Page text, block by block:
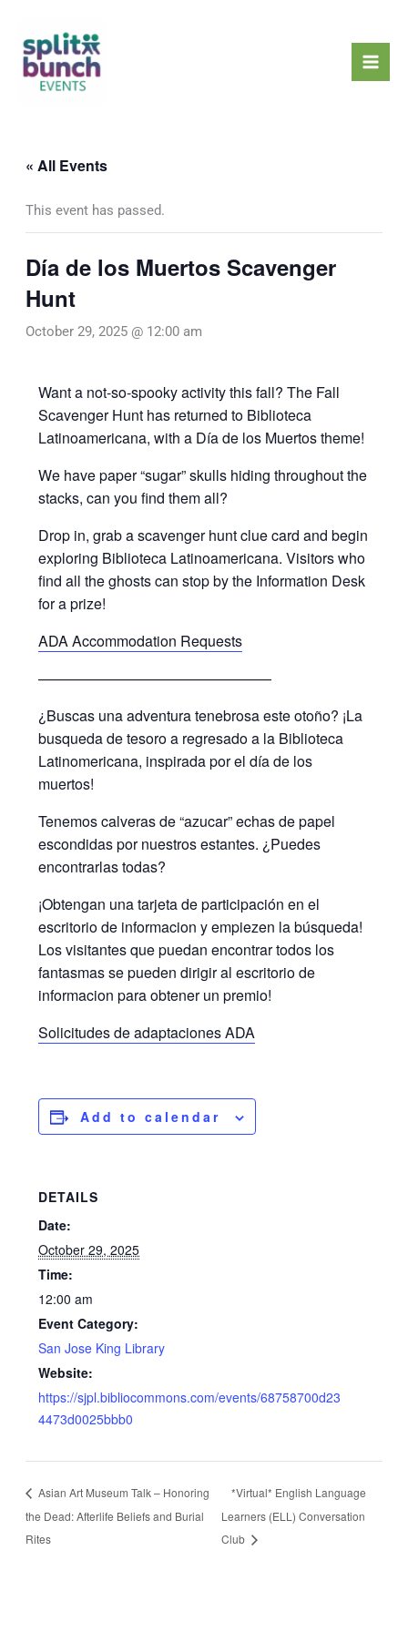
content
« All Events
This event has passed.
Día de los Muertos Scavenger
Hunt
October 29, 2025 @ 12:00 am
Want a not-so-spooky activity this fall? The Fall
Scavenger Hunt has returned to Biblioteca
Latinoamericana, with a Día de los Muertos theme!
We have paper “sugar” skulls hiding throughout the
stacks, can you find them all?
Drop in, grab a scavenger hunt clue card and begin
exploring Biblioteca Latinoamericana. Visitors who
find all the ghosts can stop by the Information Desk
for a prize!
ADA Accommodation Requests
————————————————
¿Buscas una adventura tenebrosa este otoño? ¡La
busqueda de tesoro a regresado a la Biblioteca
Latinomericana, inspirada por el día de los
muertos!
Tenemos calveras de “azucar” echas de papel
escondidas por nuestros estantes. ¿Puedes
encontrarlas todas?
¡Obtengan una tarjeta de participación en el
escritorio de informacion y empiezen la búsqueda!
Los visitantes que puedan encontrar todos los
fantasmas se pueden dirigir al escritorio de
informacion para obtener un premio!
Solicitudes de adaptaciones ADA
Add to calendar
DETAILS
Date:
October 29, 2025
Time:
12:00 am
Event Category:
San Jose King Library
Website:
https://sjpl.bibliocommons.com/events/68758700d23
4473d0025bbb0
Asian Art Museum Talk – Honoring
the Dead: Afterlife Beliefs and Burial
Rites
*Virtual* English Language
Learners (ELL) Conversation
Club